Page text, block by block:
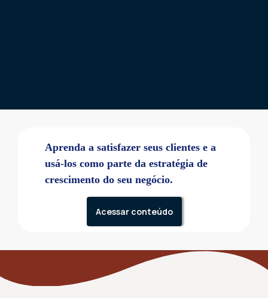
Aprenda a satisfazer seus clientes e a
usá-los como parte da estratégia de
crescimento do seu negócio.
Acessar conteúdo